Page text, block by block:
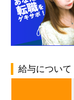
給与について